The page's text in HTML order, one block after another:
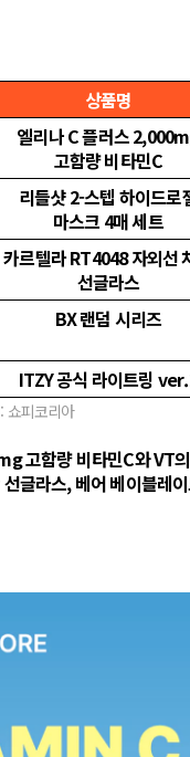
상품명
엘리나 C 플러스
고함량 비타민C
리들샷 2-스텝 하이드로
마스크 4매 세트
카르텔라 RT4048 자외선
선글라스
BX 랜덤 시리즈
ITZY 공식 라이트링
쇼피코리아
고함량 비타민C와 VT
글라스, 베어 베이블레